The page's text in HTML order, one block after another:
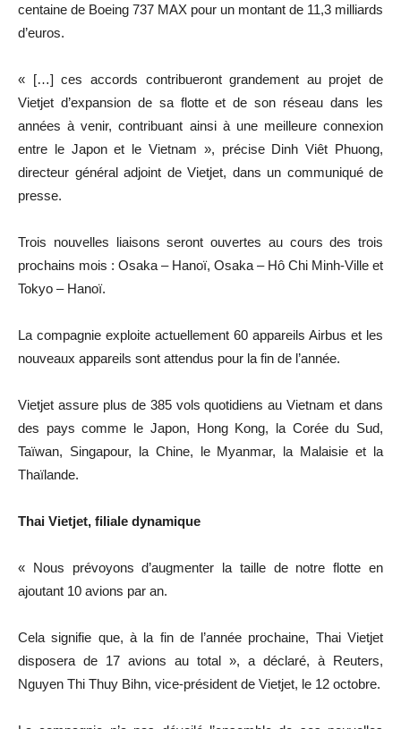
centaine de Boeing 737 MAX pour un montant de 11,3 milliards
d’euros.
« […] ces accords contribueront grandement au projet de
Vietjet d’expansion de sa flotte et de son réseau dans les
années à venir, contribuant ainsi à une meilleure connexion
entre le Japon et le Vietnam », précise Dinh Viêt Phuong,
directeur général adjoint de Vietjet, dans un communiqué de
presse.
Trois nouvelles liaisons seront ouvertes au cours des trois
prochains mois : Osaka – Hanoï, Osaka – Hô Chi Minh-Ville et
Tokyo – Hanoï.
La compagnie exploite actuellement 60 appareils Airbus et les
nouveaux appareils sont attendus pour la fin de l’année.
Vietjet assure plus de 385 vols quotidiens au Vietnam et dans
des pays comme le Japon, Hong Kong, la Corée du Sud,
Taïwan, Singapour, la Chine, le Myanmar, la Malaisie et la
Thaïlande.
Thai Vietjet, filiale dynamique
« Nous prévoyons d’augmenter la taille de notre flotte en
ajoutant 10 avions par an.
Cela signifie que, à la fin de l’année prochaine, Thai Vietjet
disposera de 17 avions au total », a déclaré, à Reuters,
Nguyen Thi Thuy Bihn, vice-président de Vietjet, le 12 octobre.